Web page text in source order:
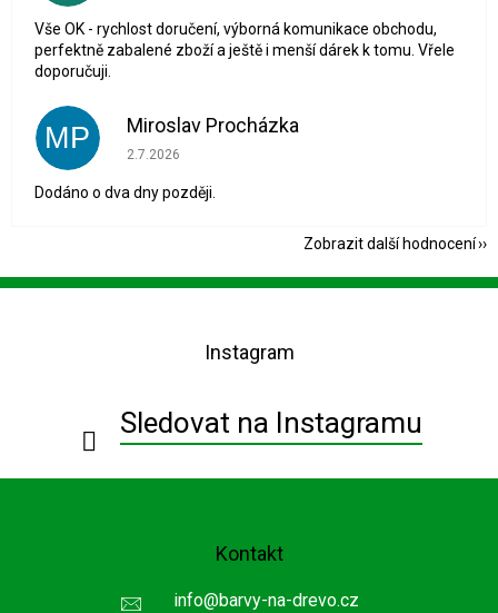
Vše OK - rychlost doručení, výborná komunikace obchodu,
perfektně zabalené zboží a ještě i menší dárek k tomu. Vřele
doporučuji.
MP Miroslav Procházka
Hodnocení obchodu je 1 z 5 hvězdiček.
2.7.2026
Dodáno o dva dny později.
Zobrazit další hodnocení
Z
Instagram
Sledovat na Instagramu
Kontakt
info@barvy-na-drevo.cz